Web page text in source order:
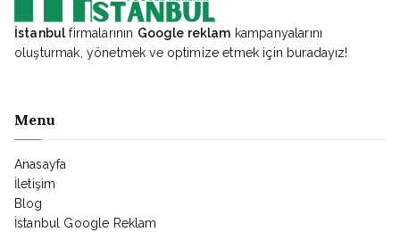
İstanbulfirmalarının Google reklam kampanyalarını
oluşturmak, yönetmek ve optimize etmek için buradayız!
Menu
Anasayfa
İletişim
Blog
İstanbul Google Reklam